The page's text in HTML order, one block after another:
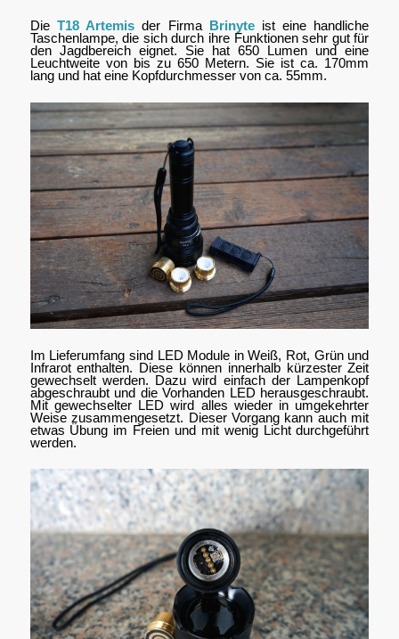
Die T18 Artemis der Firma Brinyteist eine handliche
Taschenlampe, die sich durch ihre Funktionen sehr gut für
den Jagdbereich eignet. Sie hat 650 Lumen und eine
Leuchtweite von bis zu 650 Metern. Sie ist ca. 170mm
lang und hat eine Kopfdurchmesser von ca. 55mm.
Im Lieferumfang sind LED Module in Weiß, Rot, Grün und
Infrarot enthalten. Diese können innerhalb kürzester Zeit
gewechselt werden. Dazu wird einfach der Lampenkopf
abgeschraubt und die Vorhanden LED herausgeschraubt.
Mit gewechselter LED wird alles wieder in umgekehrter
Weise zusammengesetzt. Dieser Vorgang kann auch mit
etwas Übung im Freien und mit wenig Licht durchgeführt
werden.